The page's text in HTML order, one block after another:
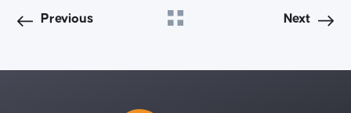
Previous Next